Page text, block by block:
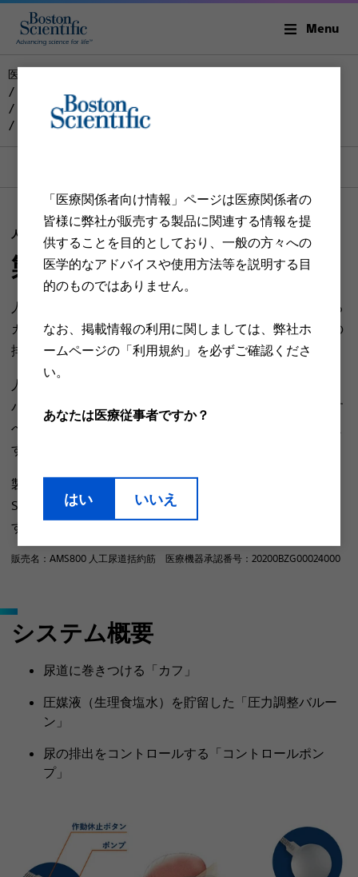
「医療関係者向け情報」ページは医療関係者の
皆様に弊社が販売する製品に関連する情報を提
供することを目的としており、一般の方々への
医学的なアドバイスや使用方法等を説明する目
的のものではありません。​
なお、掲載情報の利用に関しましては、弊社ホ
ームページの「利用規約」を必ずご確認くださ
い。​
あなたは医療従事者ですか？
はい いいえ
Menu
医療従事者の方 | ボストン・サイエンティフィック ジャパン
ウロロジー
人工尿道括約筋 Artificial Urinary Sphincter
人工尿道括約筋とは
製品について
人工尿道括約筋とは
製品について
人工尿道括約筋とは、正常な尿道括約筋の機能を代替する
カフを手術で尿道へ留置し、ポンプを操作することで尿の
排出をコントロールできるようにするシステムです。
人工尿道括約筋は3つのコンポーネント（カフ、圧力調整
バルーン、コントロールポンプ）から構成されており、す
べて体内に植込まれ、外からは見えないようになっていま
す。
製品は一般的に、人工尿道括約筋（Artificial Urinary
Sphincter, AUS）と呼ばれ、製品名はAMS800となりま
す。
販売名：AMS800 人工尿道括約筋 医療機器承認番号：20200BZG00024000
システム概要
尿道に巻きつける「カフ」
圧媒液（生理食塩水）を貯留した「圧力調整バルー
ン」
尿の排出をコントロールする「コントロールポン
プ」